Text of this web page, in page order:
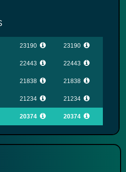
23190 23190
22443 22443
21838 21838
21234 21234
20374 20374